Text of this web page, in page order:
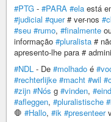
#PTG - #PARA #ela está
#judicial #quer# ver-nos
#seu #rumo, #finalmente
informação #pluralista #
apresento-lhe para #
#NDL - De #molhado é
#rechterlijke #macht #wil
#zijn #Nós g #vinden,
#afleggen, #pluralistische
🛑 #Hallo, #ik #presenteer